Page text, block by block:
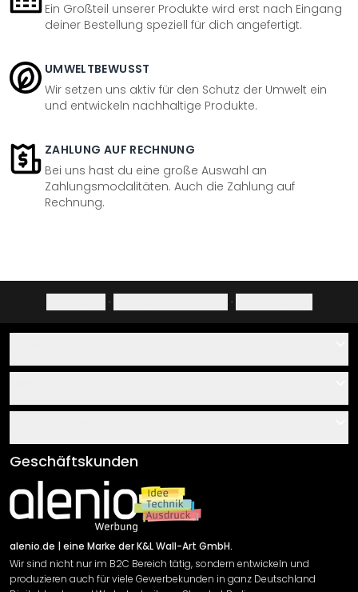
Ein Großteil unserer Produkte wird erst nach Eingang
deiner Bestellung speziell für dich angefertigt.
UMWELTBEWUSST
Wir setzen uns aktiv für den Schutz der Umwelt ein
und entwickeln nachhaltige Produkte.
ZAHLUNG AUF RECHNUNG
Bei uns hast du eine große Auswahl an
Zahlungsmodalitäten. Auch die Zahlung auf
Rechnung.
· ·
Über uns
Klebe- und Montageanleitungen
Newsletter An-/Abmeldung
Sendungsverfolgung
AGB
Impressum
Versand & Zahlung
Rücksendung
Widerrufsrecht
Geschäftskunden
alenio.de | eine Marke der K&L Wall-Art GmbH.
Wir sind nicht nur im B2C Bereich tätig, sondern entwickeln und
produzieren auch für viele Gewerbekunden in ganz Deutschland